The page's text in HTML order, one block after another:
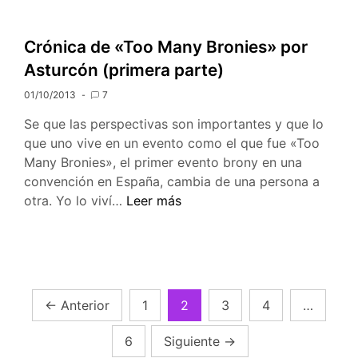
Bronies”
por
parte)
Crónica de «Too Many Bronies» por
Asturcón (primera parte)
01/10/2013 7
Se que las perspectivas son importantes y que lo
que uno vive en un evento como el que fue «Too
Many Bronies», el primer evento brony en una
convención en España, cambia de una persona a
otra. Yo lo viví… Crónica
por
Asturcón
(primera
parte)
Leer más
Navegación
← Anterior 1 2 3 4 …
6 Siguiente →